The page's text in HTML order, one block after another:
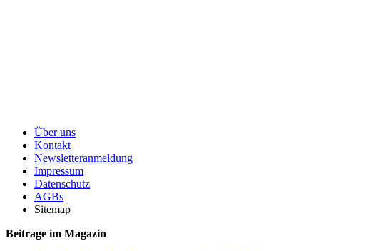
Über uns
Kontakt
Newsletteranmeldung
Impressum
Datenschutz
AGBs
Sitemap
Beitrage im Magazin